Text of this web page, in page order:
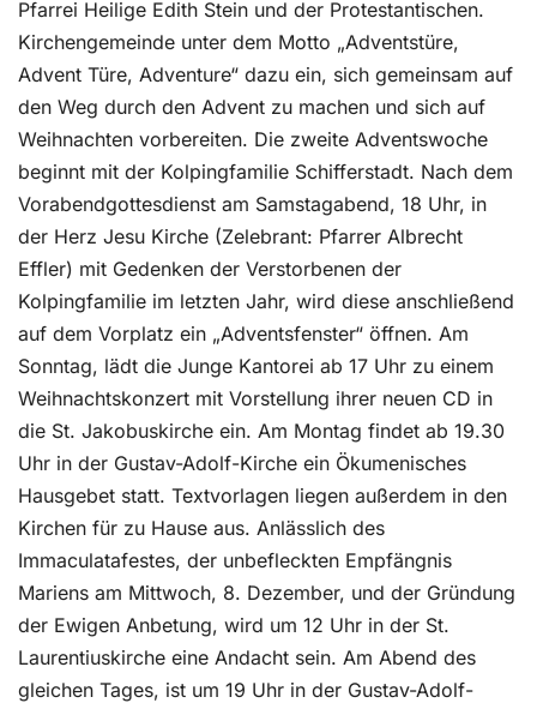
Pfarrei Heilige Edith Stein und der Protestantischen.
Kirchengemeinde unter dem Motto „Adventstüre,
Advent Türe, Adventure“ dazu ein, sich gemeinsam auf
den Weg durch den Advent zu machen und sich auf
Weihnachten vorbereiten. Die zweite Adventswoche
beginnt mit der Kolpingfamilie Schifferstadt. Nach dem
Vorabendgottesdienst am Samstagabend, 18 Uhr, in
der Herz Jesu Kirche (Zelebrant: Pfarrer Albrecht
Effler) mit Gedenken der Verstorbenen der
Kolpingfamilie im letzten Jahr, wird diese anschließend
auf dem Vorplatz ein „Adventsfenster“ öffnen. Am
Sonntag, lädt die Junge Kantorei ab 17 Uhr zu einem
Weihnachtskonzert mit Vorstellung ihrer neuen CD in
die St. Jakobuskirche ein. Am Montag findet ab 19.30
Uhr in der Gustav-Adolf-Kirche ein Ökumenisches
Hausgebet statt. Textvorlagen liegen außerdem in den
Kirchen für zu Hause aus. Anlässlich des
Immaculatafestes, der unbefleckten Empfängnis
Mariens am Mittwoch, 8. Dezember, und der Gründung
der Ewigen Anbetung, wird um 12 Uhr in der St.
Laurentiuskirche eine Andacht sein. Am Abend des
gleichen Tages, ist um 19 Uhr in der Gustav-Adolf-